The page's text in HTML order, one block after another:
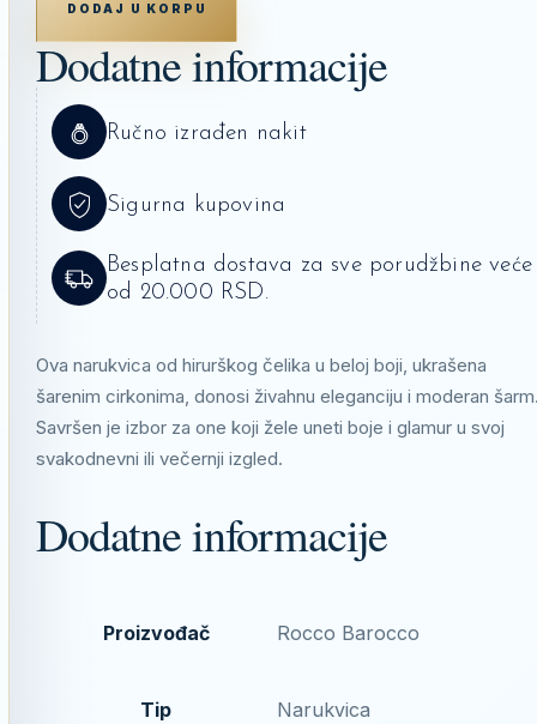
BAROCCO
KOLIČINA
DODAJ U KORPU
Dodatne informacije
Ručno izrađen nakit
Sigurna kupovina
Besplatna dostava za sve porudžbine veće
od 20.000 RSD.
Ova narukvica od hirurškog čelika u beloj boji, ukrašena
šarenim cirkonima, donosi živahnu eleganciju i moderan
Savršen je izbor za one koji žele uneti boje i glamur u svoj
svakodnevni ili večernji izgled.
Dodatne informacije
Proizvođač Rocco Barocco
Tip Narukvica